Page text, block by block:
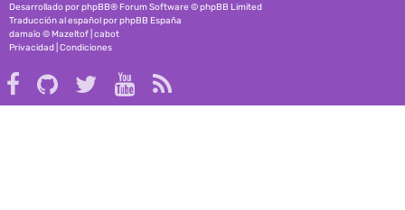
Desarrollado porphpBB® Forum Software © phpBB Limited
Traducción al español porphpBB España
damaïo © Mazeltof cabot
Privacidad Condiciones